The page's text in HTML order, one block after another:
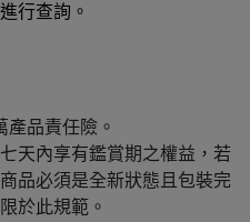
行查詢。
產品責任險 。
天內享有鑑賞期之權益，若
品必須是全新狀態且包裝完
於此規範。